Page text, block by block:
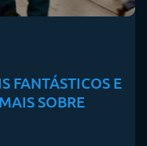
FANTÁSTICOS E
SOBRE